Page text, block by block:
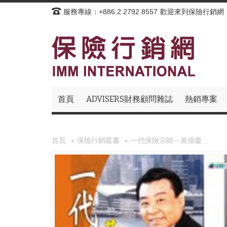
服務專線：+886 2 2792 8557 歡迎來到保險行銷網
首頁 ADVISERS財務顧問雜誌 熱銷專案
首頁 保險行銷叢書 一代保險宗師－黃偉慶